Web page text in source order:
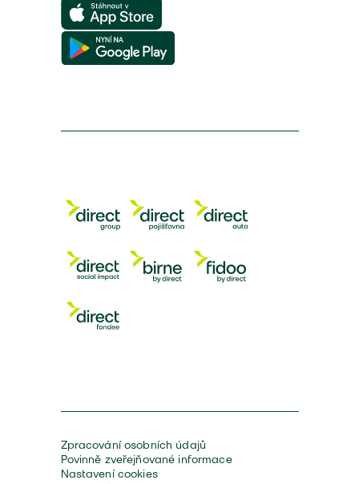
Zpracování osobních údajů
Povinně zveřejňované informace
Nastavení cookies